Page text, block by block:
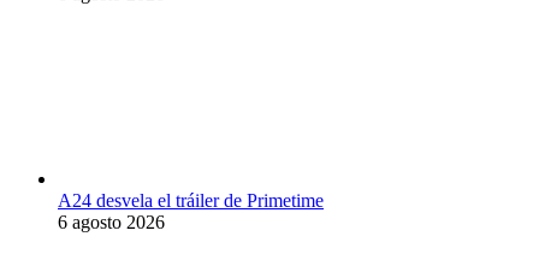
A24 desvela el tráiler de Primetime
6 agosto 2026